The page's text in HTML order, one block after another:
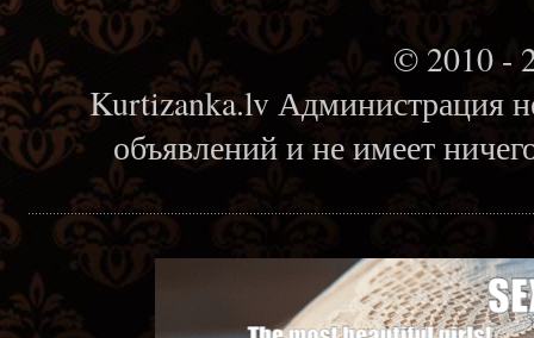
© 2010 -
Kurtizanka.lv Администрация
объявлений и не имеет